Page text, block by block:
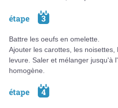
étape 3
Battre les oeufs en omelette.
Ajouter les carottes, les
levure. Saler et mélanger jusqu'à
homogène.
étape 4